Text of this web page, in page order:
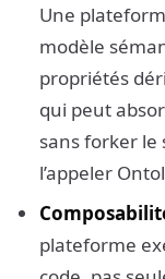
Une
modèle
propriétés
qui peut
sans forker le
l’appeler
plateforme